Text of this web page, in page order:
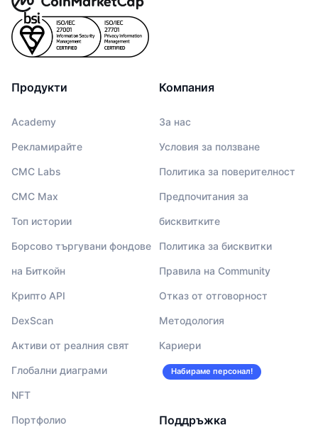
Продукти
Academy
Рекламирайте
CMC Labs
CMC Max
Топ истории
Борсово търгувани фондове
на Биткойн
Крипто API
DexScan
Активи от реалния свят
Глобални диаграми
NFT
Портфолио
Компания
За нас
Условия за ползване
Политика за поверителност
Предпочитания за
бисквитките
Политика за бисквитки
Правила на Community
Отказ от отговорност
Методология
Кариери
Набираме персонал!
Поддръжка